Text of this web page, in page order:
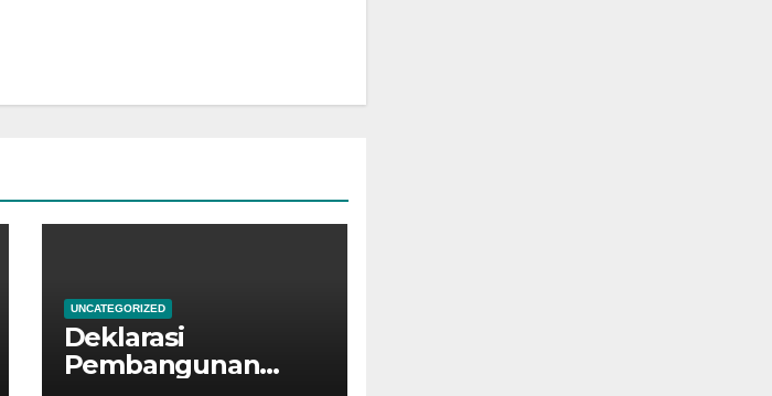
UNCATEGORIZED
Deklarasi
Pembangunan